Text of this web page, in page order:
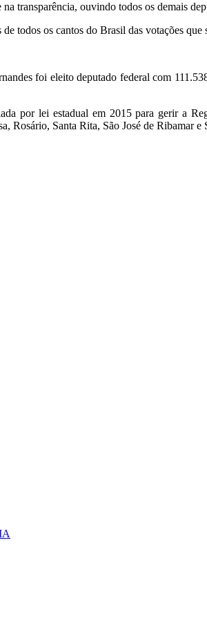
transparência, ouvindo todos os demais
todos os cantos do Brasil das votações
foi eleito deputado federal com
por lei estadual em 2015 para gerir a
Rosário, Santa Rita, São José de Ribamar e